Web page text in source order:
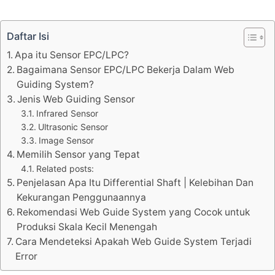
Daftar Isi
Apa itu Sensor EPC/LPC?
Bagaimana Sensor EPC/LPC Bekerja Dalam Web
Guiding System?
Jenis Web Guiding Sensor
Infrared Sensor
Ultrasonic Sensor
Image Sensor
Memilih Sensor yang Tepat
Related posts:
Penjelasan Apa Itu Differential Shaft | Kelebihan Dan
Kekurangan Penggunaannya
Rekomendasi Web Guide System yang Cocok untuk
Produksi Skala Kecil Menengah
Cara Mendeteksi Apakah Web Guide System Terjadi
Error